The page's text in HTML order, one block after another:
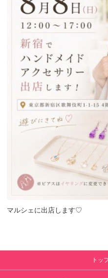
マルシェに出店します♡
トッ